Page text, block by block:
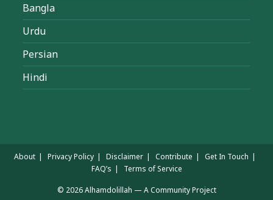
Bangla
Urdu
Persian
Hindi
About Privacy Policy Disclaimer Contribute
Get In Touch
FAQ’s
Terms of Service
© 2026 Alhamdolillah — A Community Project